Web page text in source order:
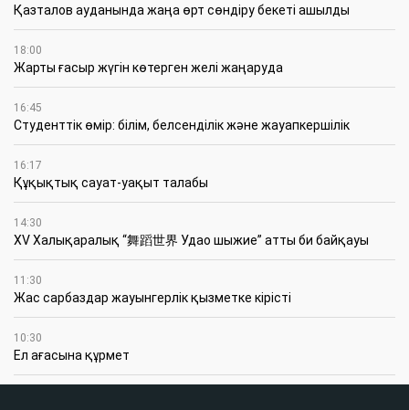
Қазталов ауданында жаңа өрт сөндіру бекеті ашылды
18:00
Жарты ғасыр жүгін көтерген желі жаңаруда
16:45
Студенттік өмір: білім, белсенділік және жауапкершілік
16:17
Құқықтық сауат-уақыт талабы
14:30
XV Халықаралық “舞蹈世界 Удао шыжие” атты би байқауы
11:30
Жас сарбаздар жауынгерлік қызметке кірісті
10:30
Ел ағасына құрмет